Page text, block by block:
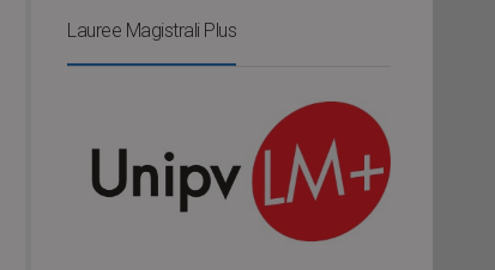
Lauree Magistrali Plus